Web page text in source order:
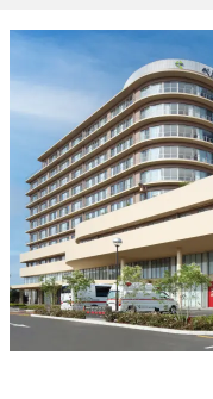
総合内科
病理診断科
集中治療部
中央検査部
健診センター